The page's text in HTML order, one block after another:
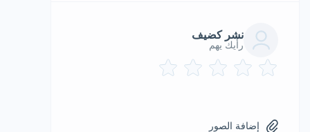
نشر كضيف
رأيك يهم
إضافة الصور